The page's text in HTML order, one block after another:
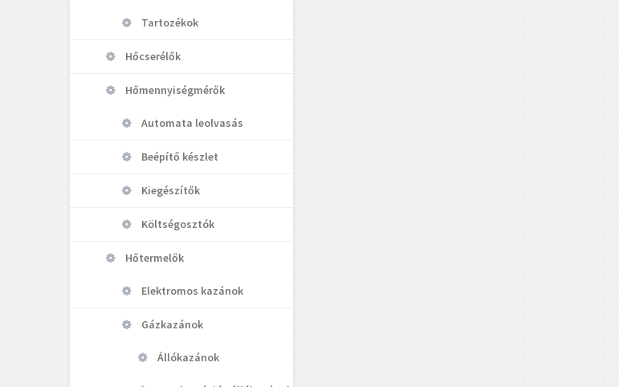
Tartozékok
Hőcserélők
Hőmennyiségmérők
Automata leolvasás
Beépítő készlet
Kiegészítők
Költségosztók
Hőtermelők
Elektromos kazánok
Gázkazánok
Állókazánok